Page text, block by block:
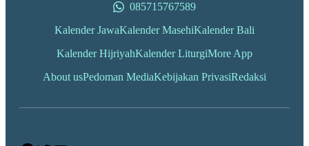
085715767589
Kalender JawaKalender MasehiKalender Bali
Kalender HijriyahKalender LiturgiMore App
About usPedoman MediaKebijakan PrivasiRedaksi